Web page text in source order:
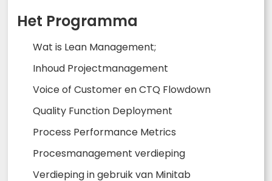
Het Programma
Wat is Lean Management;
Inhoud Projectmanagement
Voice of Customer en CTQ Flowdown
Quality Function Deployment
Process Performance Metrics
Procesmanagement verdieping
Verdieping in gebruik van Minitab